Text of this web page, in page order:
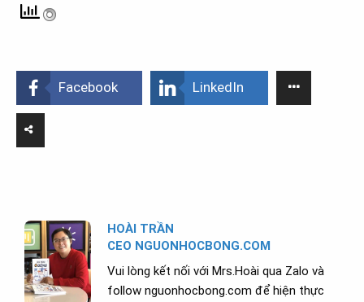
Facebook LinkedIn
HOÀI TRẦN
CEO NGUONHOCBONG.COM
Vui lòng kết nối với Mrs.Hoài qua Zalo và
follow nguonhocbong.com để hiện thực